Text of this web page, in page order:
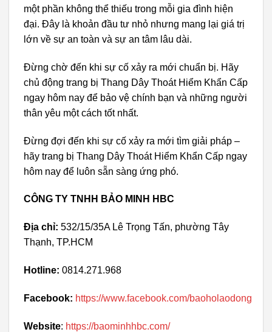
một phần không thể thiếu trong mỗi gia đình hiện
đại. Đây là khoản đầu tư nhỏ nhưng mang lại giá trị
lớn về sự an toàn và sự an tâm lâu dài.
Đừng chờ đến khi sự cố xảy ra mới chuẩn bị. Hãy
chủ động trang bị Thang Dây Thoát Hiểm Khẩn Cấp
ngay hôm nay để bảo vệ chính bạn và những người
thân yêu một cách tốt nhất.
Đừng đợi đến khi sự cố xảy ra mới tìm giải pháp –
hãy trang bị Thang Dây Thoát Hiểm Khẩn Cấp ngay
hôm nay để luôn sẵn sàng ứng phó.
CÔNG TY TNHH BẢO MINH HBC
Địa chỉ: 532/15/35A Lê Trọng Tấn, phường Tây
Thạnh, TP.HCM
Hotline: 0814.271.968
Facebook: https://www.facebook.com/baoholaodong
Website: https://baominhhbc.com/